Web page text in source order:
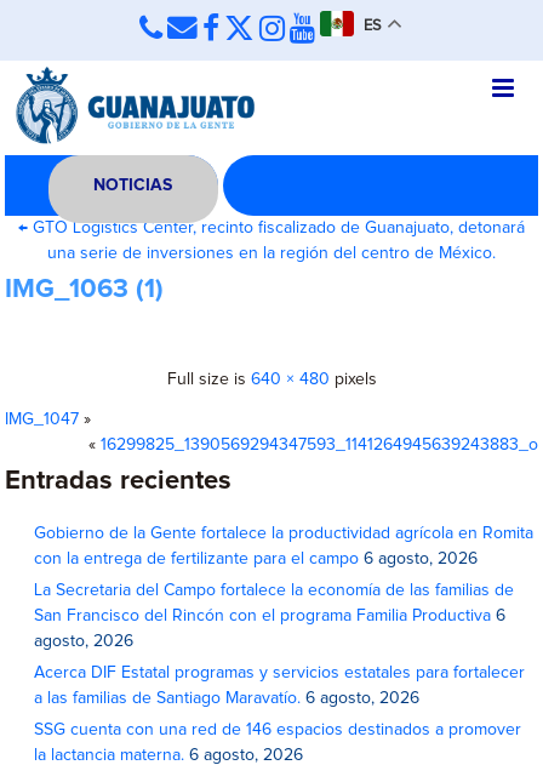
ES
NOTICIAS
← GTO Logistics Center, recinto fiscalizado de Guanajuato, detonará
una serie de inversiones en la región del centro de México.
IMG_1063 (1)
Full size is 640 × 480 pixels
IMG_1047 »
« 16299825_1390569294347593_1141264945639243883_o
Entradas recientes
Gobierno de la Gente fortalece la productividad agrícola en Romita
con la entrega de fertilizante para el campo 6 agosto, 2026
La Secretaria del Campo fortalece la economía de las familias de
San Francisco del Rincón con el programa Familia Productiva 6
agosto, 2026
Acerca DIF Estatal programas y servicios estatales para fortalecer
a las familias de Santiago Maravatío. 6 agosto, 2026
SSG cuenta con una red de 146 espacios destinados a promover
la lactancia materna. 6 agosto, 2026